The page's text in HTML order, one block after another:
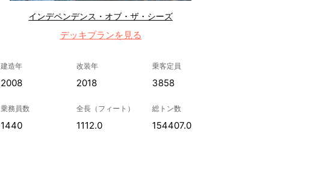
インデペンデンス・オブ・ザ・シーズ
デッキプランを見る
建造年
2008
改装年
2018
乗客定員
3858
乗務員数
1440
全長（フィート）
1112.0
総トン数
154407.0